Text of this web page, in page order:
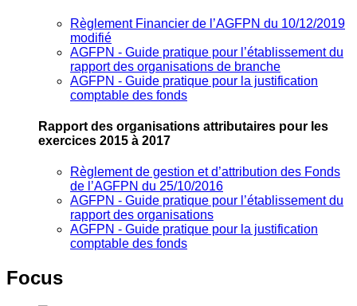
Règlement Financier de l’AGFPN du 10/12/2019
modifié
AGFPN ‐ Guide pratique pour l’établissement du
rapport des organisations de branche
AGFPN ‐ Guide pratique pour la justification
comptable des fonds
Rapport des organisations attributaires pour les
exercices 2015 à 2017
Règlement de gestion et d’attribution des Fonds
de l’AGFPN du 25/10/2016
AGFPN ‐ Guide pratique pour l’établissement du
rapport des organisations
AGFPN ‐ Guide pratique pour la justification
comptable des fonds
Focus